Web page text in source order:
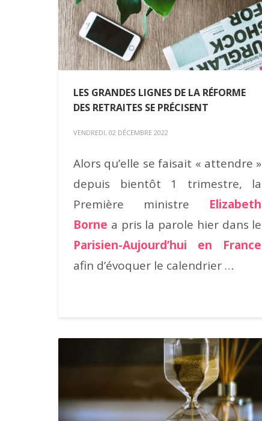
LES GRANDES LIGNES DE LA RÉFORME
DES RETRAITES SE PRÉCISENT
VENDREDI, 02 DÉCEMBRE 2022
Alors qu’elle se faisait « attendre »
depuis bientôt 1 trimestre, la
Première ministre Elizabeth
Borne a pris la parole hier dans le
Parisien-Aujourd’hui en France
afin d’évoquer le calendrier …